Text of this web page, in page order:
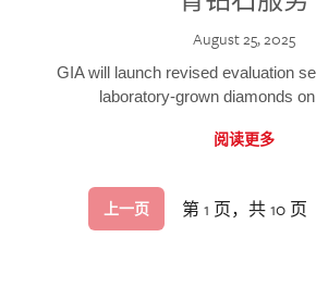
August 25, 2025
GIA will launch revised evaluation
laboratory-grown diamonds
阅读更多
上一页 第 1 页，共 10 页